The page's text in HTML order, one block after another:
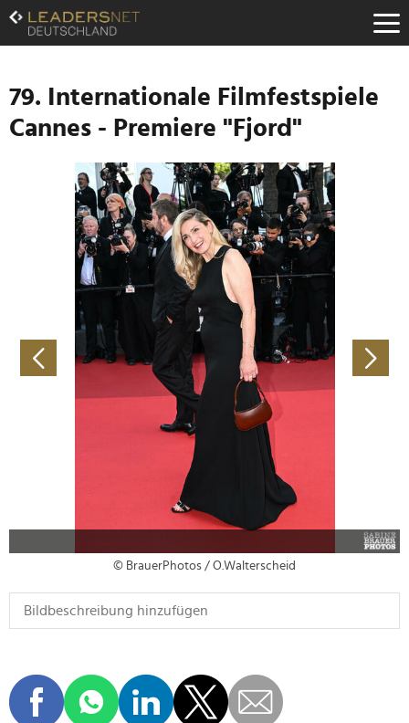
Zum
Inhalt
Zur
Navigation
Zur
Hauptnavigation
79. Internationale Filmfestspiele
Cannes - Premiere "Fjord"
© BrauerPhotos / O.Walterscheid